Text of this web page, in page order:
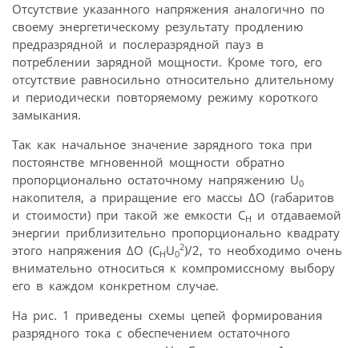
Отсутствие указанного напряжения аналогично по
своему энергетическому результату продлению
предразрядной и послеразрядной пауз в
потреблении зарядной мощности. Кроме того, его
отсутствие равносильно относительно длительному
и периодически повторяемому режиму короткого
замыкания.
Так как начальное значение зарядного тока при
постоянстве мгновенной мощности обратно
пропорционально остаточному напряжению U0
накопителя, а приращение его массы ΔΟ (габаритов
и стоимости) при такой же емкости СН и отдаваемой
энергии приблизительно пропорционально квадрату
этого напряжения ΔΟ (CHU0
2)/2, то необходимо очень
внимательно относиться к компромиссному выбору
его в каждом конкретном случае.
На рис. 1 приведены схемы цепей формирования
разрядного тока с обеспечением остаточного